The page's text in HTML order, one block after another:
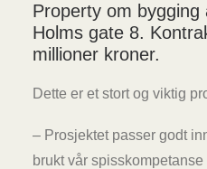
Property om bygging
Holms gate 8.
millioner kroner.
Dette er et stort og viktig
– Prosjektet passer godt
brukt vår